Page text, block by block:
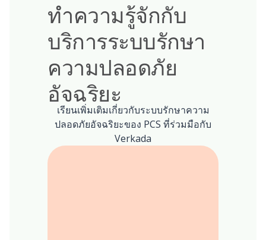
ทำความรู้จักกับ
บริการระบบรักษา
ความปลอดภัย
อัจฉริยะ
เรียนเพิ่มเติมเกี่ยวกับระบบรักษาความ
ปลอดภัยอัจฉริยะของ PCS ที่ร่วมมือกับ
Verkada